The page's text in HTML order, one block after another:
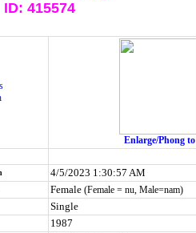
ID: 415574
Enlarge/Phong to
4/5/2023 1:30:57 AM
Female (Female = nu, Male=nam)
Single
1987